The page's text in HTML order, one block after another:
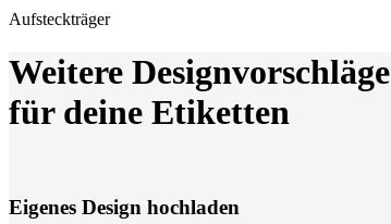
Aufsteck­träger
Weitere Designvorschläge
für deine Etiketten
Eigenes Design hochladen